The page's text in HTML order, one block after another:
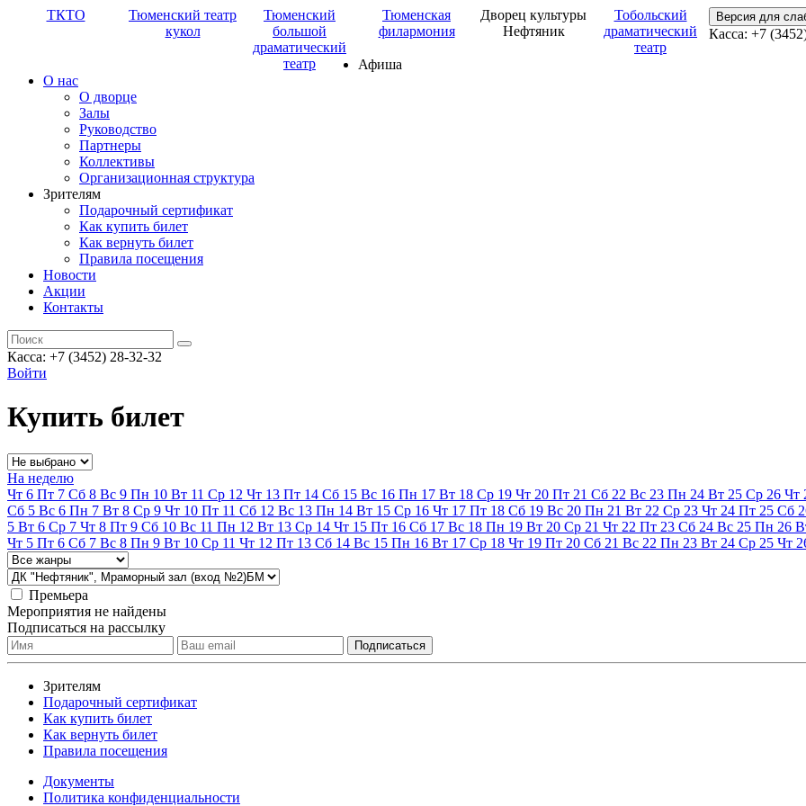
ТКТО
Тюменский театр
кукол
Тюменский
большой
драматический
театр
Тюменская
филармония
Дворец культуры
Нефтяник
Тобольский
драматический
театр
Версия для
Касса: +7
Афиша
О нас
О дворце
Залы
Руководство
Партнеры
Коллективы
Организационная структура
Зрителям
Подарочный сертификат
Как купить билет
Как вернуть билет
Правила посещения
Новости
Акции
Контакты
Касса: +7 (3452) 28-32-32
Войти
Купить билет
На неделю
Чт 6 Пт 7 Сб 8 Вс 9 Пн 10 Вт 11 Ср 12 Чт 13 Пт 14 Сб 15 Вс 16 Пн 17 Вт 18 Ср 19 Чт 20 Пт 21 Сб 22 Вс 23 Пн 24 Вт 25 Ср 26 Чт
Сб 5 Вс 6 Пн 7 Вт 8 Ср 9 Чт 10 Пт 11 Сб 12 Вс 13 Пн 14 Вт 15 Ср 16 Чт 17 Пт 18 Сб 19 Вс 20 Пн 21 Вт 22 Ср 23 Чт 24 Пт 25 Сб
5 Вт 6 Ср 7 Чт 8 Пт 9 Сб 10 Вс 11 Пн 12 Вт 13 Ср 14 Чт 15 Пт 16 Сб 17 Вс 18 Пн 19 Вт 20 Ср 21 Чт 22 Пт 23 Сб 24 Вс 25 Пн 26
Чт 5 Пт 6 Сб 7 Вс 8 Пн 9 Вт 10 Ср 11 Чт 12 Пт 13 Сб 14 Вс 15 Пн 16 Вт 17 Ср 18 Чт 19 Пт 20 Сб 21 Вс 22 Пн 23 Вт 24 Ср 25 Чт
Премьера
Мероприятия не найдены
Подписаться на рассылку
Зрителям
Подарочный сертификат
Как купить билет
Как вернуть билет
Правила посещения
Документы
Политика конфиденциальности